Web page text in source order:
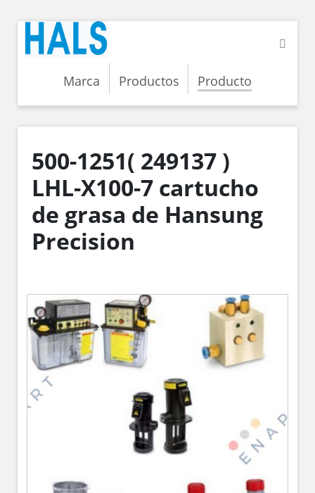
Marca Productos Producto
500-1251( 249137 )
LHL-X100-7 cartucho
de grasa de Hansung
Precision